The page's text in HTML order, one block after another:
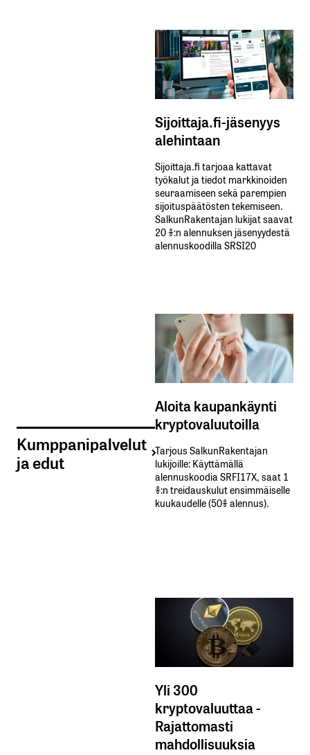
Kumppanipalvelut
ja edut
Sijoittaja.fi-jäsenyys
alehintaan
Sijoittaja.fi tarjoaa kattavat
työkalut ja tiedot markkinoiden
seuraamiseen sekä parempien
sijoituspäätösten tekemiseen.
SalkunRakentajan lukijat saavat
20 %:n alennuksen jäsenyydestä
alennuskoodilla SRSI20
Aloita kaupankäynti
kryptovaluutoilla
Tarjous SalkunRakentajan
lukijoille: Käyttämällä​ ​
alennuskoodia​ ​SRFI17X,​ ​saat​ ​1
%:n treidauskulut​ ​ensimmäiselle​ ​
kuukaudelle​ ​(50%​ ​alennus).
Yli 300
kryptovaluuttaa -
Rajattomasti
mahdollisuuksia